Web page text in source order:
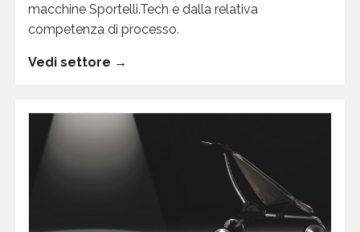
macchine Sportelli.Tech e dalla relativa
competenza di processo.
Vedi settore →